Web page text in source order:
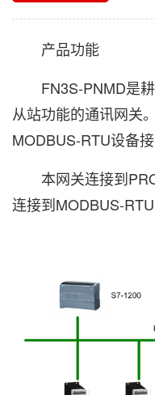
产品功能
FN3S-PNMD是耕
从站功能的通讯网关
MODBUS-RTU设备
本网关连接到
连接到MODBUS-